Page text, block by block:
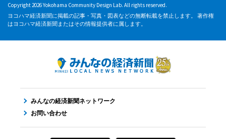
Copyright 2026 Yokohama Community Design Lab. All rights reserved.
ヨコハマ経済新聞に掲載の記事・写真・図表などの無断転載を禁止します。 著作権
はヨコハマ経済新聞またはその情報提供者に属します。
みんなの経済新聞ネットワーク
お問い合わせ